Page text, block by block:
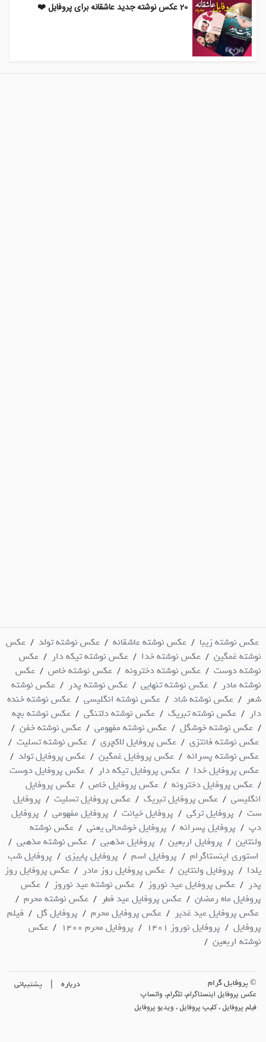
20 عکس نوشته جدید عاشقانه برای پروفایل ❤️
عکس نوشته زیبا / عکس نوشته عاشقانه / عکس نوشته تولد / عکس
نوشته غمگین / عکس نوشته خدا / عکس نوشته تیکه دار / عکس
نوشته دوست / عکس نوشته دخترونه / عکس نوشته خاص / عکس
نوشته مادر / عکس نوشته تنهایی / عکس نوشته پدر / عکس نوشته
شعر / عکس نوشته شاد / عکس نوشته انگلیسی / عکس نوشته خنده
دار / عکس نوشته تبریک / عکس نوشته دلتنگی / عکس نوشته بچه
/ عکس نوشته خوشگل / عکس نوشته مفهومی / عکس نوشته خفن /
عکس نوشته فانتزی / عکس پروفایل لاکچری / عکس نوشته تسلیت /
عکس نوشته پسرانه / عکس پروفایل غمگین / عکس پروفایل تولد /
عکس پروفایل خدا / عکس پروفایل تیکه دار / عکس پروفایل دوست
/ عکس پروفایل دخترونه / عکس پروفایل خاص / عکس پروفایل
انگلیسی / عکس پروفایل تبریک / عکس پروفایل تسلیت / پروفایل
ست / پروفایل ترکی / پروفایل خیانت / پروفایل مفهومی / پروفایل
دپ / پروفایل پسرانه / پروفایل خوشحالی یعنی / عکس نوشته
ولنتاین / پروفایل اربعین / پروفایل مذهبی / عکس نوشته مذهبی /
استوری اینستاگرام / پروفایل اسم / پروفایل پاییزی / پروفایل شب
یلدا / پروفایل ولنتاین / عکس پروفایل روز مادر / عکس پروفایل روز
پدر / عکس پروفایل عید نوروز / عکس نوشته عید نوروز / عکس
پروفایل ماه رمضان / عکس پروفایل عید فطر / عکس نوشته محرم /
عکس پروفایل عید غدیر / عکس پروفایل محرم / پروفایل گل / فیلم
پروفایل / پروفایل نوروز 1401 / پروفایل محرم 1400 / عکس
نوشته اربعین /
© پروفایل گرام درباره | پشتیبانی
عکس پروفایل اینستاگرام، تلگرام، واتساپ
فیلم پروفایل ، کلیپ پروفایل ، ویدیو پروفایل